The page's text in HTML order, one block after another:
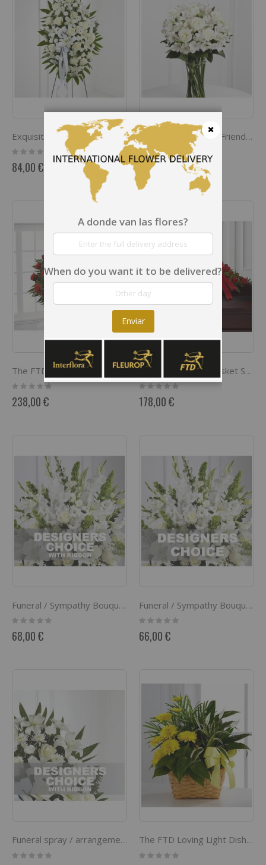
Exquisite Tribute
Rating:
0%
84,00 €
The FTD Cherished Friend Arrangement
Rating:
0%
68,00 €
The FTD Souls Splendor Arrangement
Rating:
0%
238,00 €
Dearly Departed Casket Spray
Rating:
0%
178,00 €
Funeral / Sympathy Bouquet with ribbon
Rating:
68,00 €
Funeral / Sympathy Bouquet
Rating:
66,00 €
Funeral spray / arrangement with ribbon
Rating:
0%
The FTD Loving Light Dishgarden
Rating:
0%
A donde van las flores?
When do you want it to be delivered?
Enviar